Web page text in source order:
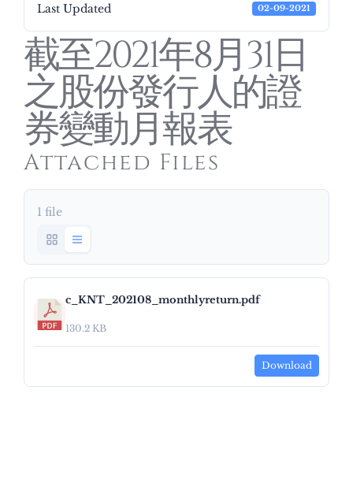
Last Updated 02-09-2021
截至2021年8月31日
之股份發行人的證
券變動月報表
Attached Files
1 file
c_KNT_202108_monthlyreturn.pdf
130.2 KB
Download